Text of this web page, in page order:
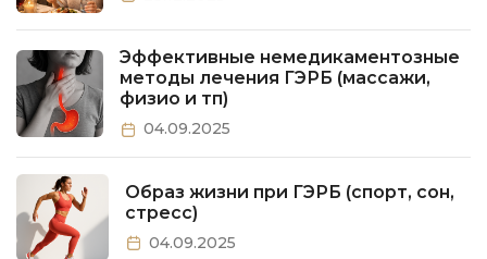
Эффективные немедикаментозные
методы лечения ГЭРБ (массажи,
физио и тп)
04.09.2025
Образ жизни при ГЭРБ (спорт, сон,
стресс)
04.09.2025